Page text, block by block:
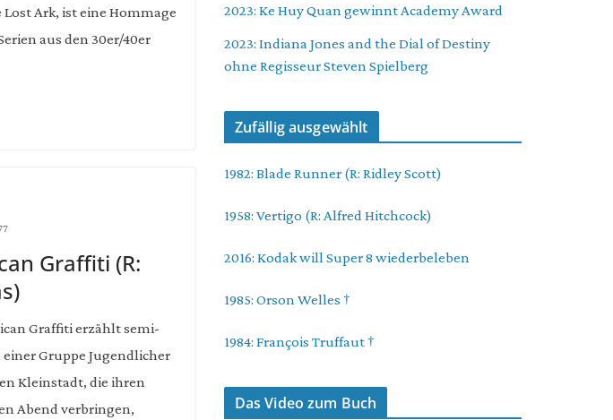
Lost Ark, ist eine Hommage
aus den 30er/40er
Graffiti (R:
Graffiti erzählt semi-
Gruppe Jugendlicher
Kleinstadt, die ihren
Abend verbringen,
2023: Ke Huy Quan gewinnt Academy Award
2023: Indiana Jones and the Dial of Destiny
ohne Regisseur Steven Spielberg
Zufällig ausgewählt
1982: Blade Runner (R: Ridley Scott)
1958: Vertigo (R: Alfred Hitchcock)
2016: Kodak will Super 8 wiederbeleben
1985: Orson Welles †
1984: François Truffaut †
Das Video zum Buch